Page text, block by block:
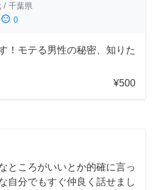
/ 千葉県
sentiment_dissatisfied 0
！モテる男性の秘密、知りた
¥500
ところがいいとか的確に言っ
自分でもすぐ仲良く話せまし